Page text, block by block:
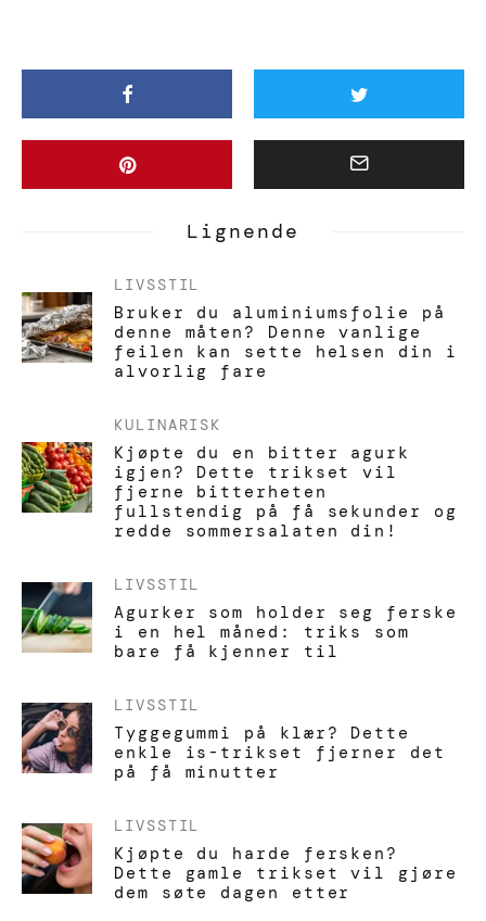
Lignende
LIVSSTIL
Bruker du aluminiumsfolie på
denne måten? Denne vanlige
feilen kan sette helsen din i
alvorlig fare
KULINARISK
Kjøpte du en bitter agurk
igjen? Dette trikset vil
fjerne bitterheten
fullstendig på få sekunder og
redde sommersalaten din!
LIVSSTIL
Agurker som holder seg ferske
i en hel måned: triks som
bare få kjenner til
LIVSSTIL
Tyggegummi på klær? Dette
enkle is-trikset fjerner det
på få minutter
LIVSSTIL
Kjøpte du harde fersken?
Dette gamle trikset vil gjøre
dem søte dagen etter